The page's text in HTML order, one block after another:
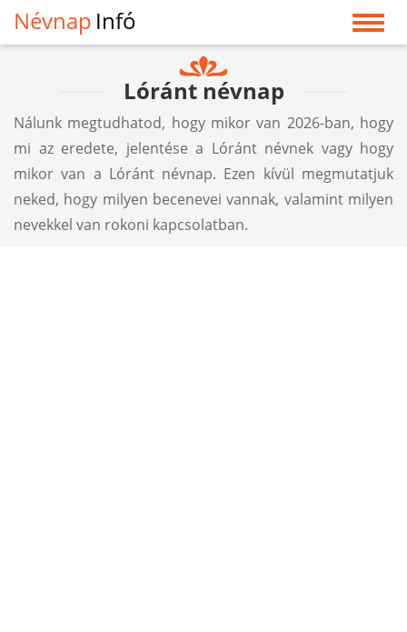
Névnap Infó
Lóránt névnap
Nálunk megtudhatod, hogy mikor van 2026-ban, hogy
mi az eredete, jelentése a Lóránt névnek vagy hogy
mikor van a Lóránt névnap. Ezen kívül megmutatjuk
neked, hogy milyen becenevei vannak, valamint milyen
nevekkel van rokoni kapcsolatban.